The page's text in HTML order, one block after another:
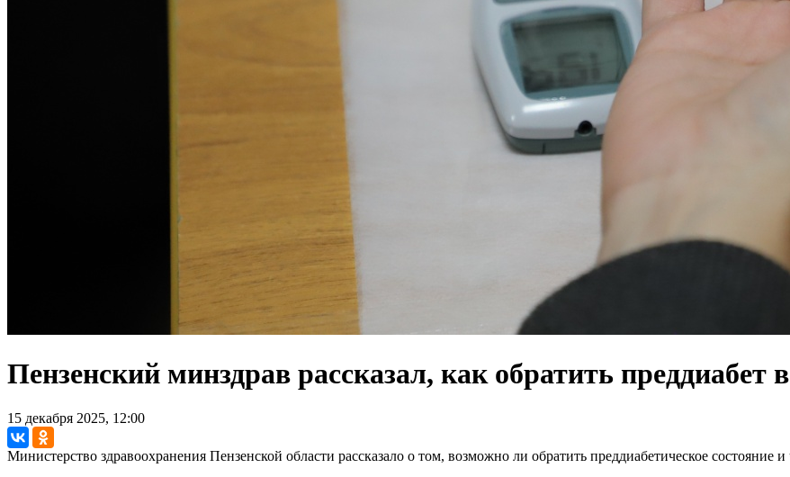
Пензенский минздрав рассказал, как обратить преддиабет
15 декабря 2025, 12:00
Министерство здравоохранения Пензенской области рассказало о том, возможно ли обратить преддиабетическое состояние